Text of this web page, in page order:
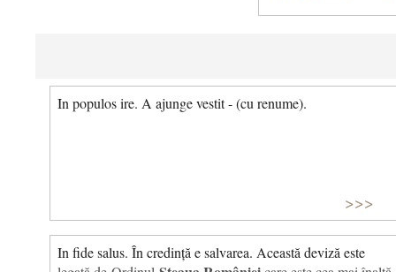
In populos ire. A ajunge vestit - (cu renume).
>>>
In fide salus. În credință e salvarea. Această deviză este